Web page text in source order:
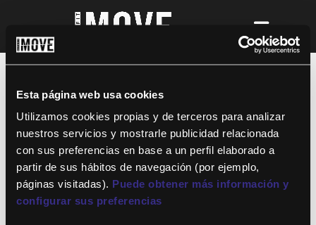
Esta página web usa cookies
Utilizamos cookies propias y de terceros para analizar
nuestros servicios y mostrarle publicidad relacionada
con sus preferencias en base a un perfil elaborado a
partir de sus hábitos de navegación (por ejemplo,
páginas visitadas). Puede obtener más información y
configurar sus preferencias
¡Para disfrutar de ALTAFIT MOVE tienes
así podrás acceder a todos nuestros
entrenamientos y clases online donde
quieras!